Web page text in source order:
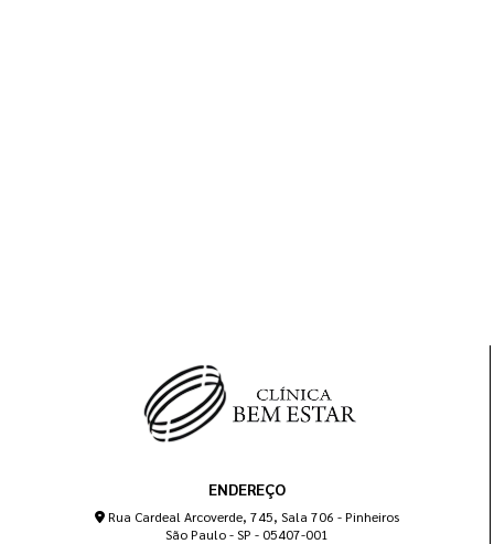
ENDEREÇO
Rua Cardeal Arcoverde, 745, Sala 706 - Pinheiros
São Paulo - SP - 05407-001